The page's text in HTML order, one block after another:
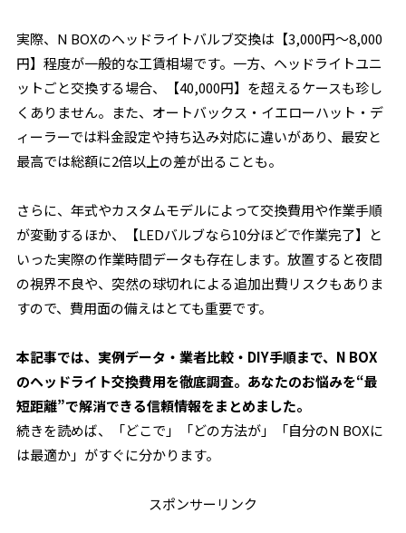
実際、N BOXのヘッドライトバルブ交換は【3,000円～8,000
円】程度が一般的な工賃相場です。一方、ヘッドライトユニ
ットごと交換する場合、【40,000円】を超えるケースも珍し
くありません。また、オートバックス・イエローハット・デ
ィーラーでは料金設定や持ち込み対応に違いがあり、 最安と
最高では総額に2倍以上の差が出ることも。
さらに、年式やカスタムモデルによって交換費用や作業手順
が変動するほか、【LEDバルブなら10分ほどで作業完了】と
いった実際の作業時間データも存在します。放置すると夜間
の視界不良や、突然の球切れによる追加出費リスクもありま
すので、費用面の備えはとても重要です。
本記事では、実例データ・業者比較・DIY手順まで、N BOX
のヘッドライト交換費用を徹底調査。あなたのお悩みを“最
短距離”で解消できる信頼情報をまとめました。
続きを読めば、「どこで」「どの方法が」「自分のN BOXに
は最適か」がすぐに分かります。
スポンサーリンク